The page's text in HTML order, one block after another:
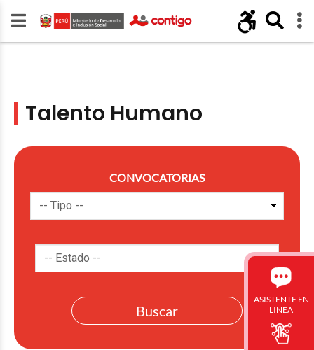
Talento Humano
CONVOCATORIAS
ASISTENTE EN
LINEA